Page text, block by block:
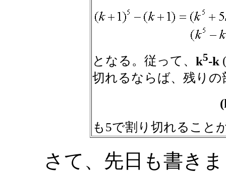
となる。従って、 k5-k
切れるならば、残り
も5で割り切れること
さて、先日も書き